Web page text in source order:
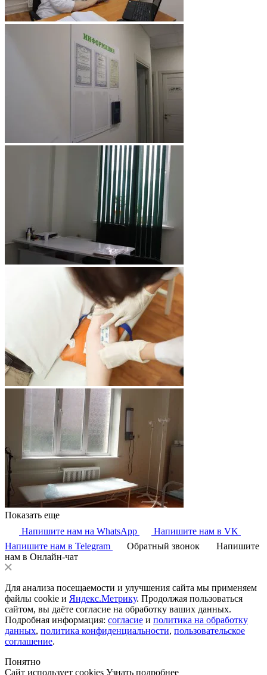
Показать еще
Напишите нам на WhatsApp
Напишите нам в VK
Напишите нам в Telegram
Обратный звонок
Напишите
нам в Онлайн-чат
Для анализа посещаемости и улучшения сайта мы применяем
файлы cookie и Яндекс.Метрику. Продолжая пользоваться
сайтом, вы даёте согласие на обработку ваших данных.
Подробная информация: согласие и политика на обработку
данных, политика конфиденциальности, пользовательское
соглашение.
Понятно
Сайт использует cookies Узнать подробнее